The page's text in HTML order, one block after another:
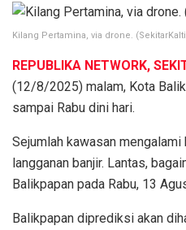
Kilang Pertamina, via drone.
REPUBLIKA NETWORK,
(12/8/2025) malam, Kota
sampai Rabu dini hari.
Sejumlah kawasan
langganan banjir. Lantas,
Balikpapan pada Rabu, 13
Balikpapan diprediksi akan